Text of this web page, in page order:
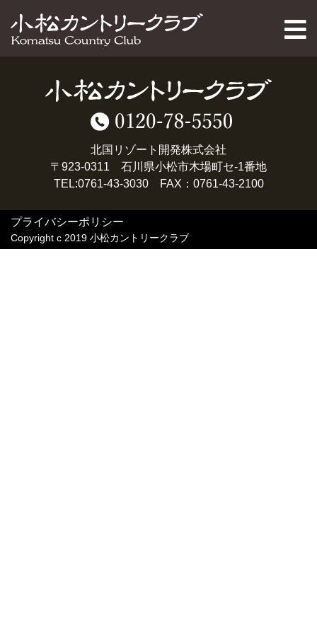
PAGE TOP
北国リゾート開発株式会社
〒923-0311 石川県小松市木場町セ-1番地
TEL:0761-43-3030 FAX：0761-43-2100
プライバシーポリシー
Copyright c 2019 小松カントリークラブ